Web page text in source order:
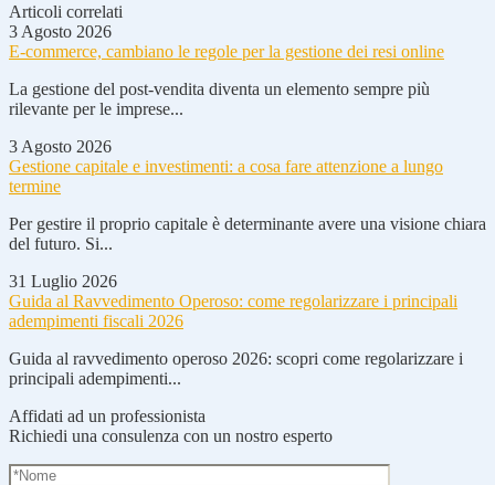
Articoli correlati
3 Agosto 2026
E-commerce, cambiano le regole per la gestione dei resi online
La gestione del post-vendita diventa un elemento sempre più
rilevante per le imprese...
3 Agosto 2026
Gestione capitale e investimenti: a cosa fare attenzione a lungo
termine
Per gestire il proprio capitale è determinante avere una visione chiara
del futuro. Si...
31 Luglio 2026
Guida al Ravvedimento Operoso: come regolarizzare i principali
adempimenti fiscali 2026
Guida al ravvedimento operoso 2026: scopri come regolarizzare i
principali adempimenti...
Affidati ad un professionista
Richiedi una consulenza con un nostro esperto